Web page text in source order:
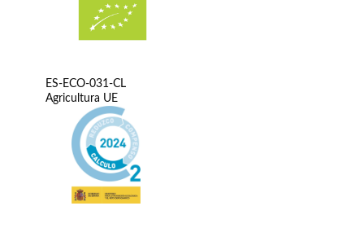
ES-ECO-031-CL
Agricultura UE